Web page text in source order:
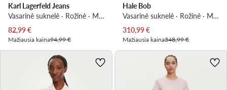
Karl Lagerfeld Jeans
Vasarinė suknelė · Rožinė · Maksi
Dabartinė kaina
82,99€
Mažiausia kaina94,99 €
Hale Bob
Vasarinė suknelė · Rožinė · Maksi
Dabartinė kaina
310,99€
Mažiausia kaina348,99 €